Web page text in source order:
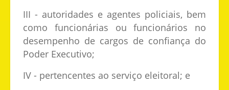
III - autoridades e agentes policiais, bem
como funcionárias ou funcionários no
desempenho de cargos de confiança do
Poder Executivo;
IV - pertencentes ao serviço eleitoral; e